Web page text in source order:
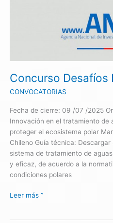
Concurso Desafíos
CONVOCATORIAS
Fecha de cierre: 09 /07 /2025
Innovación en el tratamiento de
proteger el ecosistema polar
Chileno Guía técnica:
sistema de tratamiento de
y eficaz, de acuerdo a la
condiciones polares
Leer más ”